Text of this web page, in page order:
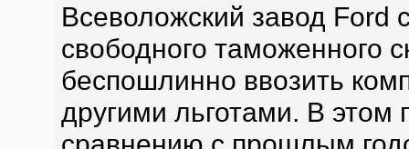
Всеволожский завод Ford
свободного таможенного
беспошлинно ввозить
другими льготами. В этом